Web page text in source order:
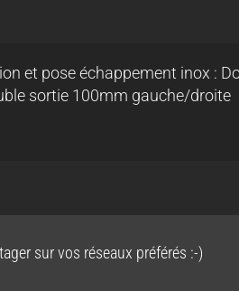
et pose échappement inox :
sortie 100mm gauche/droite
sur vos réseaux préférés :-)